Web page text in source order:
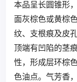
本品呈长圆锥形
面灰棕色或黄棕
纹、支根痕及皮
顶端有凹陷的茎
性，形成层环棕
色油点。气芳香